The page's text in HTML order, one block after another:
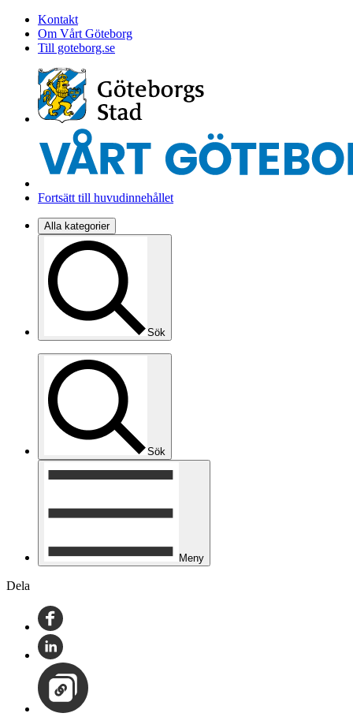
Kontakt
Om Vårt Göteborg
Till goteborg.se
Fortsätt till huvudinnehållet
Alla kategorier
Sök
Sök
Meny
Dela